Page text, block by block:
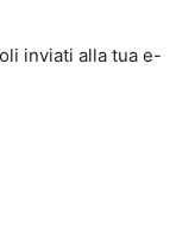
inviati alla tua e-